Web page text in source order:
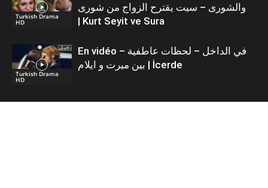
Turkish Drama
HD
والشورى – سيت يقترح الزواج من شورى
| Kurt Seyit ve Sura
Turkish Drama
HD
En vidéo – في الداخل – لحظات عاطفية
بين ميرت و ايلام | İcerde